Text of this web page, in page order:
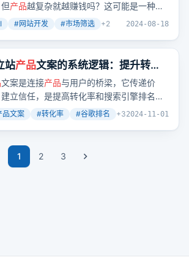
产品越复杂就越赚钱吗？这可能是一种认
区。
#网站开发 #市场筛选 +2 2024-08-18
站产品文案的系统逻辑：提升转化
排名的关键！！
文案是连接产品与用户的桥梁，它传递价
立信任，是提高转化率和搜索引擎排名的
。那么，如何写出既符合用户需求又能获得
品文案 #转化率 #谷歌排名 +32024-11-01
1 2 3